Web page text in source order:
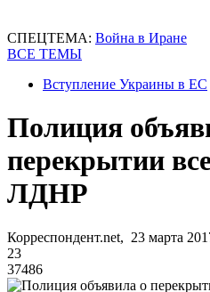
СПЕЦТЕМА: Война в Иране
ВСЕ ТЕМЫ
Вступление Украины в ЕС
Полиция
перекрытии
ЛДНР
Корреспондент.net, 23 марта
23
37486